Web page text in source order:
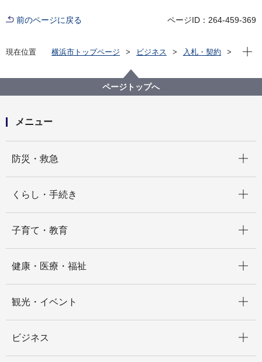
前のページに戻る ページID：264-459-369
現在位置 横浜市トップページ ビジネス
入札・契約
【入札結果公表】【公募型指名競争入札】令和７年度
交通量解析業務委託
現在
ページトップへ
メニュー
防災・救急
くらし・手続き
子育て・教育
健康・医療・福祉
観光・イベント
ビジネス